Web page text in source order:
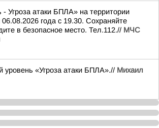
- Угроза атаки БПЛА» на территории
года с 19.30. Сохраняйте
в безопасное место. Тел.112.// МЧС
уровень «Угроза атаки БПЛА».// Михаил